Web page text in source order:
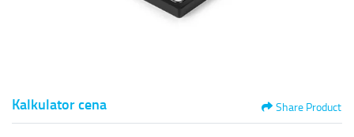
Kalkulator cena Share Product